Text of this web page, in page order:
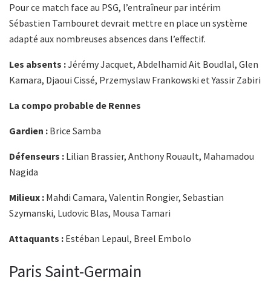
Pour ce match face au PSG, l’entraîneur par intérim
Sébastien Tambouret devrait mettre en place un système
adapté aux nombreuses absences dans l’effectif.
Les absents :Jérémy Jacquet, Abdelhamid Ait Boudlal, Glen
Kamara, Djaoui Cissé, Przemyslaw Frankowski et Yassir Zabiri
La compo probable de Rennes
Gardien : Brice Samba
Défenseurs : Lilian Brassier, Anthony Rouault, Mahamadou
Nagida
Milieux : Mahdi Camara, Valentin Rongier, Sebastian
Szymanski, Ludovic Blas, Mousa Tamari
Attaquants : Estéban Lepaul, Breel Embolo
Paris Saint-Germain